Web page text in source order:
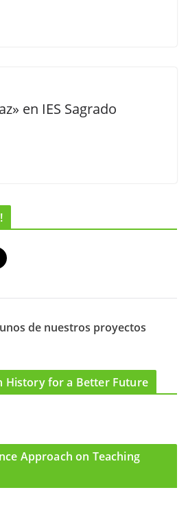
en IES Sagrado
de nuestros proyectos
History for a Better Future
Approach on Teaching